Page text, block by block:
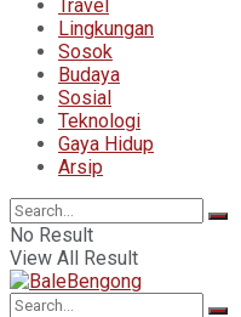
Travel
Lingkungan
Sosok
Budaya
Sosial
Teknologi
Gaya Hidup
Arsip
No Result
View All Result